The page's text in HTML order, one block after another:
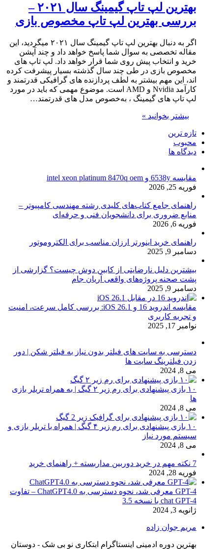
بهترین لپ تاپ گیمینگ سال ۲۰۲۱ –
بررسی بهترین لپ تاپ مخصوص بازی
اگر به دنبال بهترین لپ تاپ گیمینگ سال ۲۰۲۱ میگردید، این
مقاله تخصصی به سوال شما پاسخ خواهد داد و چند آپشن
خرید و انتخاب پیش روی شما قرار خواهد داد. لپ تاپ های
مخصوص بازی در طی چند سال گذشته بسیار پیشرفت کرده
اند، این مهم بیشتر به لطف پردازنده های گرافیکی قدرتمند و
کارآمد Nvidia و AMD است. موضوع مهمی که باید در مورد
لپ تاپ های گیمینگ ، به‌خصوص مدل های قدرتمند…
بیشتر بخوانید »
تازه ترین
محبوب
دیدگاه ها
مقایسه 6538y و intel xeon platinum 8470q oem
فوریه 25, 2026
راهنمای جامع کتاب‌های کلیدی رشته مهندسی کامپیوتر –
منابع ضروری برای دانشجویان فنی و حرفه‌ای
فوریه 6, 2026
راهنمای خرید اینورتر ارزان مناسب برای الکتروموتور
دسامبر 9, 2025
بیشترین دلیل نارضایتی از کابین دوش چیست؟ گزارشی از
پشت صحنه پروژه‌های واقعی آریان جام
دسامبر 9, 2025
مقایسه اندروید 16 و iOS 26.1: بررسی کامل سرعت، امنیت
و تجربه کاربری
نوامبر 17, 2025
دسترسی به سایت های فیلتر بدون نیاز به فیلتر شکن | دور
زدن فیلترینگ سایت ها
می 8, 2024
۱۰ بازی پیشنهادی برای رم زیر ۲ گیگ | به همراه تریلر بازی
ها
می 8, 2024
۱۰ بازی پیشنهادی برای رم زیر ۴ گیگ | همراه با تریلر بازی و
سیستم مورد نیاز
می 8, 2024
7 نکته مهم در خرید دوربین مداربسته + راهنمای خرید
فوریه 28, 2024
GPT-4 معرفی شد، نحوه دسترسی به ChatGPT4.0 – تفاوت
chat GPT-4 با نسخه 3.5
ژانویه 3, 2024
مریم جوان زاده
بهترین دوره ادمینی اینستاگرام ابتکاری نو بی شک - دوستان